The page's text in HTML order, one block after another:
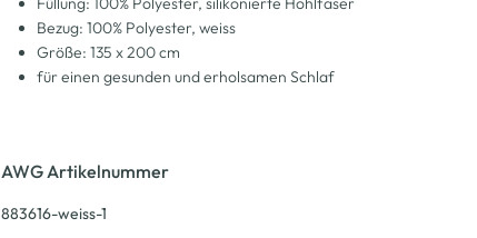
Bezug: 100% Polyester, weiss
Größe: 135 x 200 cm
für einen gesunden und erholsamen Schlaf
AWG Artikelnummer
883616-weiss-1